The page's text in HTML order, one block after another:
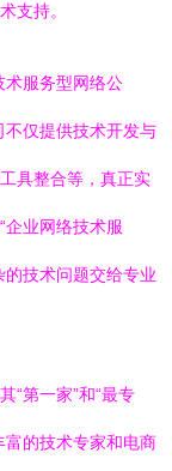
支持。
术服务型网络公
不仅提供技术开发与
具整合等，真正实
企业网络技术服
技术问题交给专业
“第一家”和“最专
富的技术专家和电商